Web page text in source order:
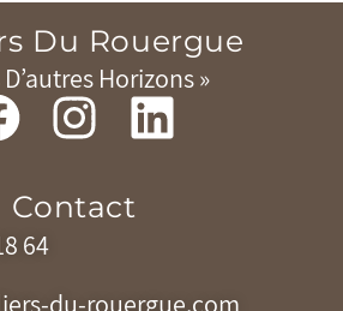
Du Rouergue
D’autres Horizons »
Contact
64
du-rouergue.com